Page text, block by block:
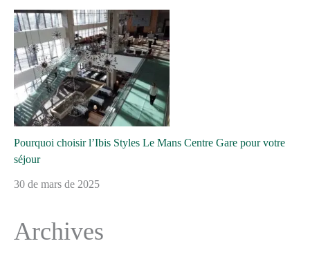
Pourquoi choisir l’Ibis Styles Le Mans Centre Gare pour votre
séjour
30 de mars de 2025
Archives